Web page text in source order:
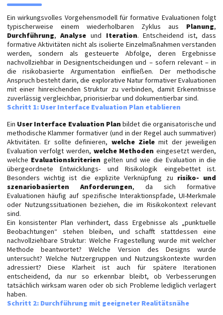
Ein wirkungsvolles Vorgehensmodell für formative Evaluationen folgt
typischerweise einem wiederholbaren Zyklus aus Planung,
Durchführung,Analyse und Iteration. Entscheidend ist, dass
formative Aktivitäten nicht als isolierte Einzelmaßnahmen verstanden
werden, sondern als gesteuerte Abfolge, deren Ergebnisse
nachvollziehbar in Designentscheidungen und – sofern relevant – in
die risikobasierte Argumentation einfließen. Der methodische
Anspruch besteht darin, die explorative Natur formativer Evaluationen
mit einer hinreichenden Struktur zu verbinden, damit Erkenntnisse
zuverlässig vergleichbar, priorisierbar und dokumentierbar sind.
Schritt 1: User Interface Evaluation Plan etablieren
Ein User Interface Evaluation Plan bildet die organisatorische und
methodische Klammer formativer (und in der Regel auch summativer)
Aktivitäten. Er sollte definieren, welche Zielemit der jeweiligen
Evaluation verfolgt werden, welche Methoden eingesetzt werden,
welche Evaluationskriterien gelten und wie die Evaluation in die
übergeordnete Entwicklungs- und Risikologik eingebettet ist.
Besonders wichtig ist die explizite Verknüpfung zu risiko- und
szenariobasierten Anforderungen, da sich formative
Evaluationen häufig auf spezifische Interaktionspfade, UI-Merkmale
oder Nutzungssituationen beziehen, die im Risikokontext relevant
sind.
Ein konsistenter Plan verhindert, dass Ergebnisse als „punktuelle
Beobachtungen“ stehen bleiben, und schafft stattdessen eine
nachvollziehbare Struktur: Welche Fragestellung wurde mit welcher
Methode beantwortet? Welche Version des Designs wurde
untersucht? Welche Nutzergruppen und Nutzungskontexte wurden
adressiert? Diese Klarheit ist auch für spätere Iterationen
entscheidend, da nur so erkennbar bleibt, ob Verbesserungen
tatsächlich wirksam waren oder ob sich Probleme lediglich verlagert
haben.
Schritt 2: Durchführung mit geeigneter Realitätsnähe